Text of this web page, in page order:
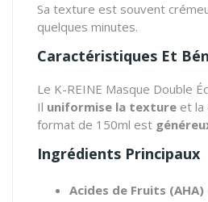
Sa texture est souvent
quelques minutes.
Caractéristiques Et
Le K-REINE Masque Double
Il uniformise la texture et la
format de 150ml est
Ingrédients Principaux
Acides de Fruits